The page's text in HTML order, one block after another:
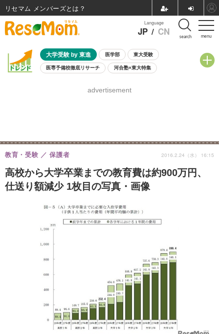
menu
Language
JP / CN search
大学受験 by 東進 医学部 東大受験
医専予備校徹底リサーチ 河合塾×東大特集
8月開催学校説明会・相談会
advertisement
高校から大学卒業までの教育費は約900万円、
仕送り額減少 1枚目の写真・画像
教育・受験 保護者 2016.2.24（水） 16:15
リセマム メンバーズ